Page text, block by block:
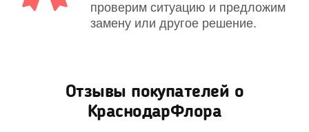
проверим ситуацию и предложим
замену или другое решение.
Отзывы покупателей о
КраснодарФлора